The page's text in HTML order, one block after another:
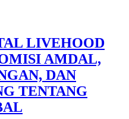
LIVEHOOD
AMDAL,
DAN
TENTANG